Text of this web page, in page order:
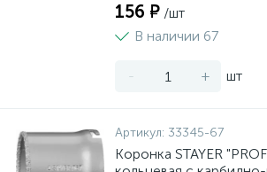
156 ₽ /шт
В наличии 67
- + шт
Артикул: 33345-67
Коронка STAYER